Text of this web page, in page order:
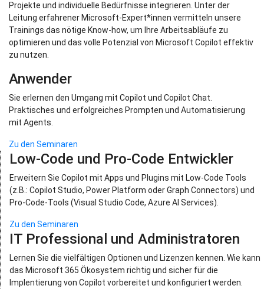
Projekte und individuelle Bedürfnisse integrieren. Unter der
Leitung erfahrener Microsoft-Expert*innen vermitteln unsere
Trainings das nötige Know-how, um Ihre Arbeitsabläufe zu
optimieren und das volle Potenzial von Microsoft Copilot effektiv
zu nutzen.
Anwender
Sie erlernen den Umgang mit Copilot und Copilot Chat.
Praktisches und erfolgreiches Prompten und Automatisierung
mit Agents.
Zu den Seminaren
Low-Code und Pro-Code Entwickler
Erweitern Sie Copilot mit Apps und Plugins mit Low-Code Tools
(z.B.: Copilot Studio, Power Platform oder Graph Connectors) und
Pro-Code-Tools (Visual Studio Code, Azure AI Services).
Zu den Seminaren
IT Professional und Administratoren
Lernen Sie die vielfältigen Optionen und Lizenzen kennen. Wie kann
das Microsoft 365 Ökosystem richtig und sicher für die
Implentierung von Copilot vorbereitet und konfiguriert werden.